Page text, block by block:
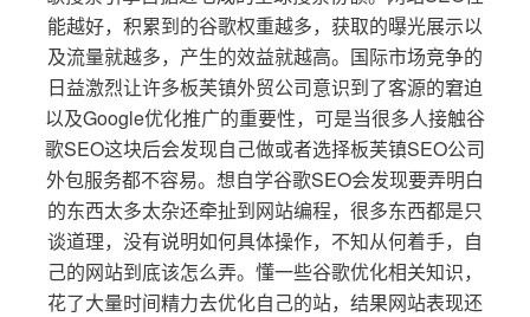
能越好，积累到的谷歌权重越多，获取的曝光展示以
及流量就越多，产生的效益就越高。国际市场竞争的
日益激烈让许多板芙镇外贸公司意识到了客源的窘迫
以及Google优化推广的重要性，可是当很多人接触谷
歌SEO这块后会发现自己做或者选择板芙镇SEO公司
外包服务都不容易。想自学谷歌SEO会发现要弄明白
的东西太多太杂还牵扯到网站编程，很多东西都是只
谈道理，没有说明如何具体操作，不知从何着手，自
己的网站到底该怎么弄。懂一些谷歌优化相关知识，
花了大量时间精力去优化自己的站，结果网站表现还